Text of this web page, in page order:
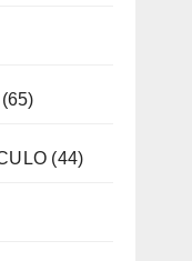
(65)
(44)